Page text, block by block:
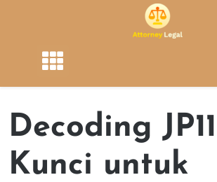
Decoding
Kunci untuk